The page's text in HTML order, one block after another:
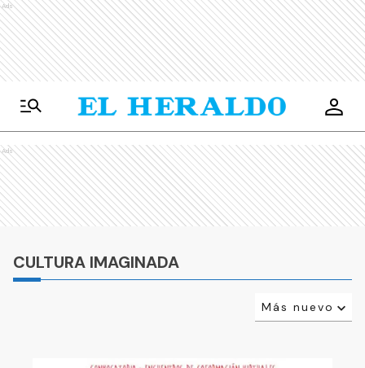
Ads
Ads
CULTURA IMAGINADA
Más nuevo